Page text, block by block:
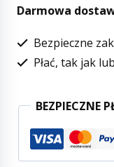
Darmowa
Bezpieczne
Płać, tak jak
BEZPIECZNE